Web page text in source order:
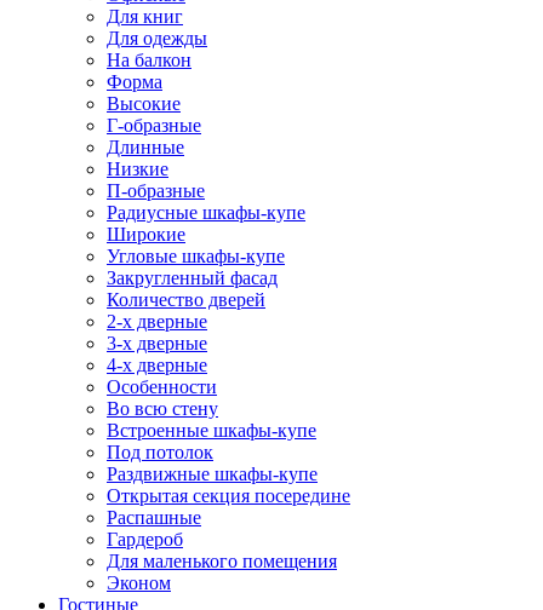
Для книг
Для одежды
На балкон
Форма
Высокие
Г-образные
Длинные
Низкие
П-образные
Радиусные шкафы-купе
Широкие
Угловые шкафы-купе
Закругленный фасад
Количество дверей
2-х дверные
3-х дверные
4-х дверные
Особенности
Во всю стену
Встроенные шкафы-купе
Под потолок
Раздвижные шкафы-купе
Открытая секция посередине
Распашные
Гардероб
Для маленького помещения
Эконом
Гостиные